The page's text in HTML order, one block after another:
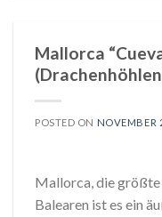
Mallorca
POSTED ON NOVEMBER
Mallorca, die größte
Balearen ist es ein